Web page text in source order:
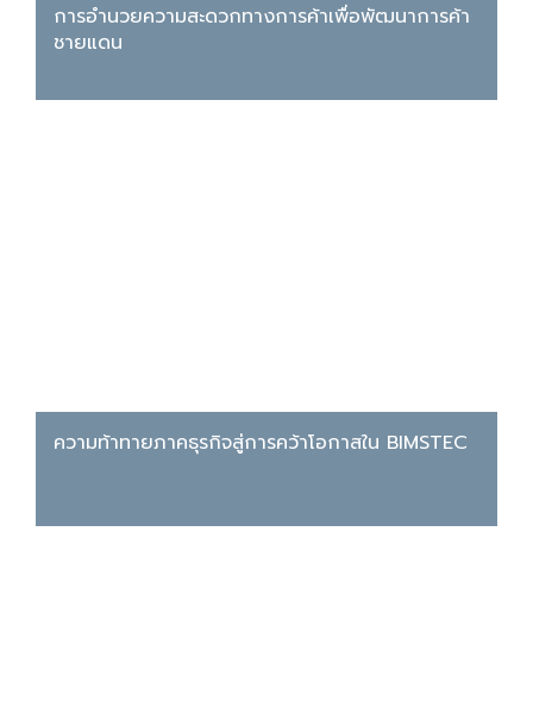
การอำนวยความสะดวกทางการค้าเพื่อพัฒนาการค้า
ชายแดน
ความท้าทายภาคธุรกิจสู่การคว้าโอกาสใน BIMSTEC